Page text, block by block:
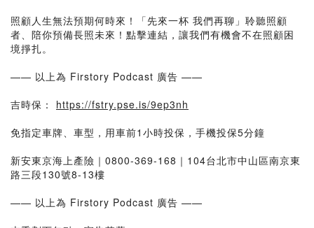
照顧人生無法預期何時來！「先來一杯 我們再聊」聆聽照顧
者、陪你預備長照未來！點擊連結，讓我們有機會不在照顧困
境掙扎。
—— 以上為 Firstory Podcast 廣告 ——
吉時保： https://fstry.pse.is/9ep3nh
免指定車牌、車型，用車前1小時投保，手機投保5分鐘
新安東京海上產險｜0800-369-168｜104台北市中山區南京東
路三段130號8-13樓
—— 以上為 Firstory Podcast 廣告 ——